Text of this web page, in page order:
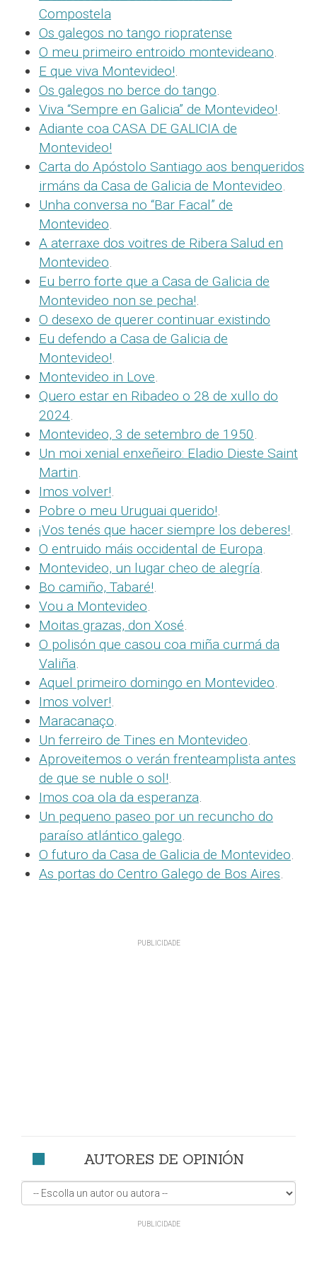
Compostela
Os galegos no tango riopratense
O meu primeiro entroido montevideano.
E que viva Montevideo!.
Os galegos no berce do tango.
Viva “Sempre en Galicia” de Montevideo!.
Adiante coa CASA DE GALICIA de
Montevideo!
Carta do Apóstolo Santiago aos benqueridos
irmáns da Casa de Galicia de Montevideo.
Unha conversa no “Bar Facal” de
Montevideo.
A aterraxe dos voitres de Ribera Salud en
Montevideo.
Eu berro forte que a Casa de Galicia de
Montevideo non se pecha!.
O desexo de querer continuar existindo
Eu defendo a Casa de Galicia de
Montevideo!.
Montevideo in Love.
Quero estar en Ribadeo o 28 de xullo do
2024.
Montevideo, 3 de setembro de 1950.
Un moi xenial enxeñeiro: Eladio Dieste Saint
Martin.
Imos volver!.
Pobre o meu Uruguai querido!.
¡Vos tenés que hacer siempre los deberes!.
O entruido máis occidental de Europa.
Montevideo, un lugar cheo de alegría.
Bo camiño, Tabaré!.
Vou a Montevideo.
Moitas grazas, don Xosé.
O polisón que casou coa miña curmá da
Valiña.
Aquel primeiro domingo en Montevideo.
Imos volver!.
Maracanaço.
Un ferreiro de Tines en Montevideo.
Aproveitemos o verán frenteamplista antes
de que se nuble o sol!.
Imos coa ola da esperanza.
Un pequeno paseo por un recuncho do
paraíso atlántico galego.
O futuro da Casa de Galicia de Montevideo.
As portas do Centro Galego de Bos Aires.
AUTORES DE OPINIÓN